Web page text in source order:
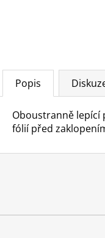
Popis
Oboustranně lepící
fólií před